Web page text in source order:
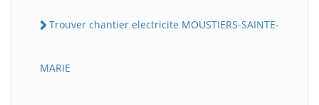
Trouver chantier electricite MOUSTIERS-SAINTE-
MARIE